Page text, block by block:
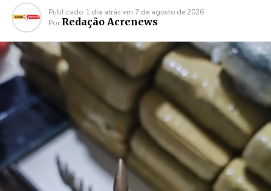
Publicado 1 dia atrás em 7 de agosto de 2026
Por Redação Acrenews